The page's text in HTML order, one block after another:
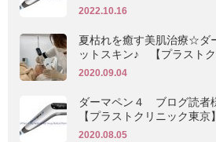
2022.10.16
夏枯れを癒す美肌治療☆ダ
ットスキン♪ 【プラストク
2020.09.04
ダーマペン４ ブログ読者
【プラストクリニック東京】
2020.08.05